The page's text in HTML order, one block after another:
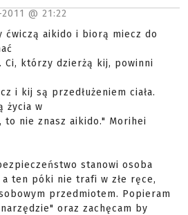
@ 21:22
ćwiczą aikido i biorą miecz do
Ci, którzy dzierżą kij, powinni
i kij są przedłużeniem ciała.
życia w
to nie znasz aikido." Morihei
stanowi osoba
a ten póki nie trafi w złe ręce,
przedmiotem. Popieram
oraz zachęcam by